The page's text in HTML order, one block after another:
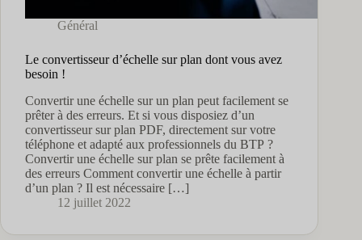
Général
Le convertisseur d’échelle sur plan dont vous avez
besoin !
Convertir une échelle sur un plan peut facilement se
prêter à des erreurs. Et si vous disposiez d’un
convertisseur sur plan PDF, directement sur votre
téléphone et adapté aux professionnels du BTP ?
Convertir une échelle sur plan se prête facilement à
des erreurs Comment convertir une échelle à partir
d’un plan ? Il est nécessaire […]
12 juillet 2022